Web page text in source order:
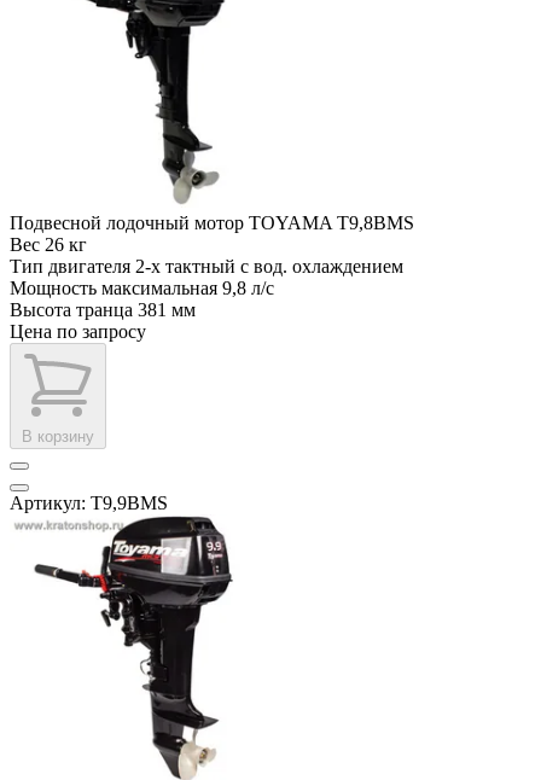
Подвесной лодочный мотор TOYAMA T9,8BMS
Вес 26 кг
Тип двигателя 2-х тактный с вод. охлаждением
Мощность максимальная 9,8 л/с
Высота транца 381 мм
Цена по запросу
В корзину
Артикул: T9,9BMS